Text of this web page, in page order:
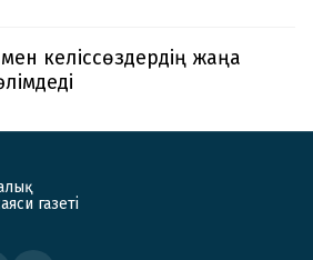
келіссөздердің жаңа
газеті